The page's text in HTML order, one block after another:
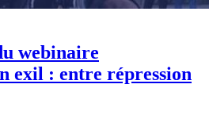
webinaire
exil : entre répression